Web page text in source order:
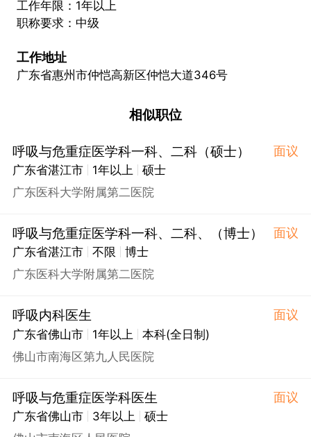
工作年限：1年以上
职称要求：中级
工作地址
广东省惠州市仲恺高新区仲恺大道346号
相似职位
呼吸与危重症医学科一科、二科（硕士） 面议
广东省湛江市 1年以上
硕士
广东医科大学附属第二医院
呼吸与危重症医学科一科、二科、（博士） 面议
广东省湛江市 不限
博士
广东医科大学附属第二医院
呼吸内科医生 面议
广东省佛山市 1年以上
本科(全日制)
佛山市南海区第九人民医院
呼吸与危重症医学科医生 面议
广东省佛山市 3年以上
硕士